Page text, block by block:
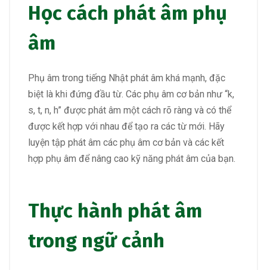
Học cách phát âm phụ
âm
Phụ âm trong tiếng Nhật phát âm khá mạnh, đặc
biệt là khi đứng đầu từ. Các phụ âm cơ bản như “k,
s, t, n, h” được phát âm một cách rõ ràng và có thể
được kết hợp với nhau để tạo ra các từ mới. Hãy
luyện tập phát âm các phụ âm cơ bản và các kết
hợp phụ âm để nâng cao kỹ năng phát âm của bạn.
Thực hành phát âm
trong ngữ cảnh